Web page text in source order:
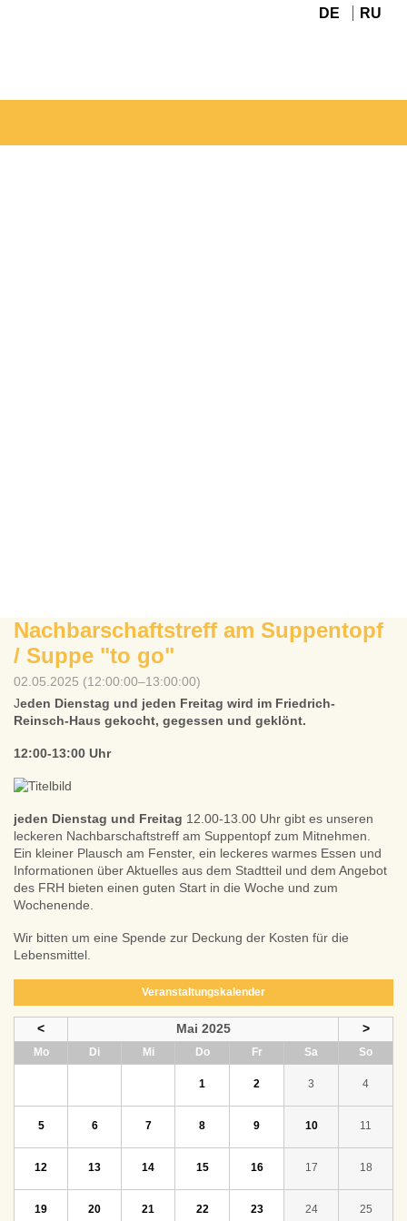
DE RU
Nachbarschaftstreff am Suppentopf
/ Suppe "to go"
02.05.2025 (12:00:00–13:00:00)
Jeden Dienstag und jeden Freitag wird im Friedrich-
Reinsch-Haus gekocht, gegessen und geklönt.
12:00-13:00 Uhr
jeden Dienstag und Freitag 12.00-13.00 Uhr gibt es unseren
leckeren Nachbarschaftstreff am Suppentopf zum Mitnehmen.
Ein kleiner Plausch am Fenster, ein leckeres warmes Essen und
Informationen über Aktuelles aus dem Stadtteil und dem Angebot
des FRH bieten einen guten Start in die Woche und zum
Wochenende.
Wir bitten um eine Spende zur Deckung der Kosten für die
Lebensmittel.
Veranstaltungskalender
< Mai 2025 >
Montag Dienstag Mittwoch DonnerstagFreitag Sa Sonntag
1 2 3 4
5 6 7 8 9 10 11
12 13 14 15 16 17 18
19 20 21 22 23 24 25